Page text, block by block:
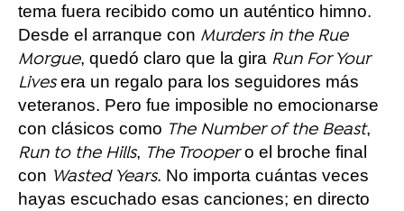
tema fuera recibido como un auténtico himno.
Desde el arranque con Murders in the Rue
Morgue, quedó claro que la gira Run For Your
Livesera un regalo para los seguidores más
veteranos. Pero fue imposible no emocionarse
con clásicos como The Number of the Beast,
Run to the Hills, The Troopero el broche final
con Wasted Years. No importa cuántas veces
hayas escuchado esas canciones; en directo